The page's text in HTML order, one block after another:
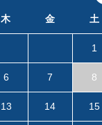
木 金 土
1
6 7 8
13 14 15